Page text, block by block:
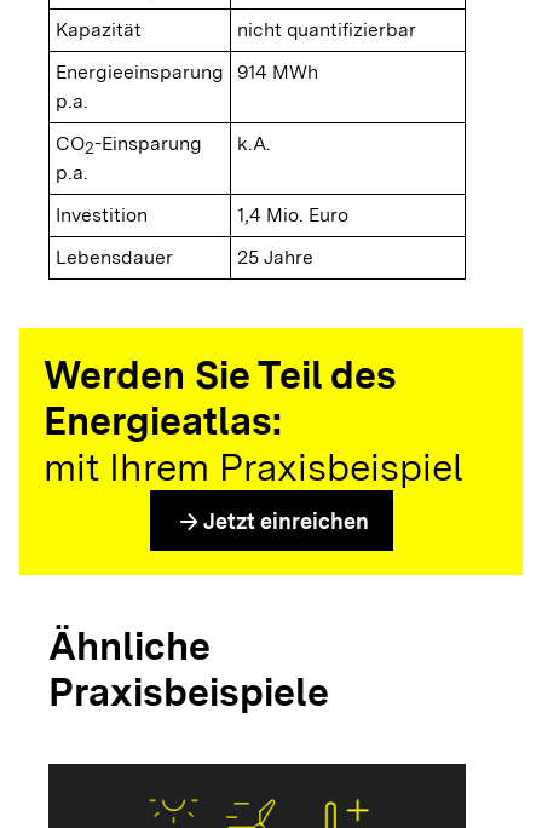
Kapazität
nicht quantifizierbar
Energieeinsparung
p.a.
914 MWh
CO2-Einsparung
p.a.
k.A.
Investition
1,4 Mio. Euro
Lebensdauer
25 Jahre
Werden Sie Teil des
Energieatlas:
mit Ihrem Praxisbeispiel
arrow_forward Jetzt einreichen
Ähnliche
Praxisbeispiele